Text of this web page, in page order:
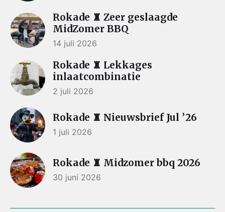
Rokade ♜ Zeer geslaagde
MidZomer BBQ
14 juli 2026
Rokade ♜ Lekkages
inlaatcombinatie
2 juli 2026
Rokade ♜ Nieuwsbrief Jul ’26
1 juli 2026
Rokade ♜ Midzomer bbq 2026
30 juni 2026